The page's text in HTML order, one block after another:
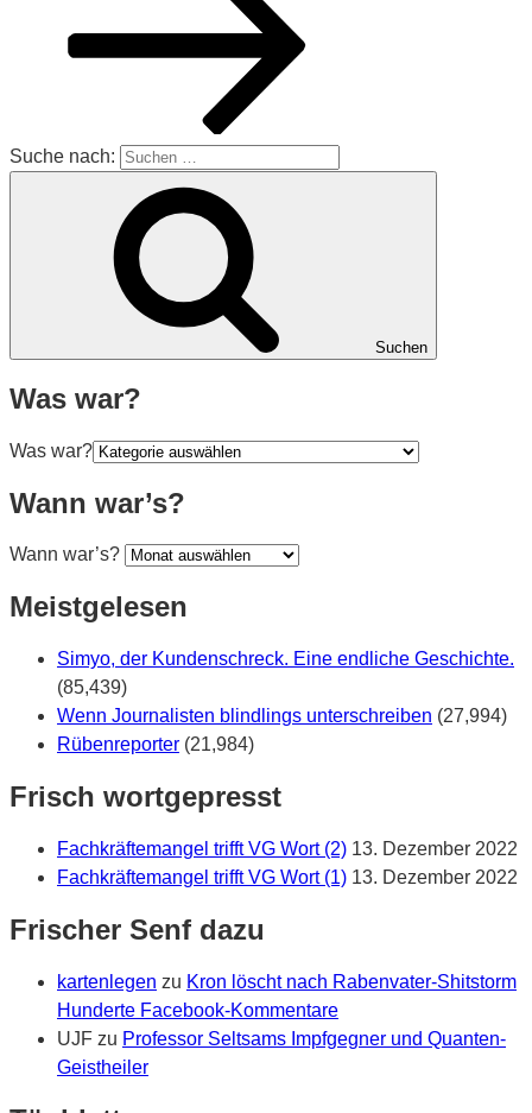
Suche nach:
Suchen
Was war?
Was war?
Wann war’s?
Wann war’s?
Meistgelesen
Simyo, der Kundenschreck. Eine endliche Geschichte.
(85,439)
Wenn Journalisten blindlings unterschreiben (27,994)
Rübenreporter (21,984)
Frisch wortgepresst
Fachkräftemangel trifft VG Wort (2) 13. Dezember 2022
Fachkräftemangel trifft VG Wort (1) 13. Dezember 2022
Frischer Senf dazu
kartenlegen zu Kron löscht nach Rabenvater-Shitstorm
Hunderte Facebook-Kommentare
UJF zu Professor Seltsams Impfgegner und Quanten-
Geistheiler